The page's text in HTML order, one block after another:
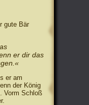
gute Bär
er dir das
er am
der König
Vorm Schloß